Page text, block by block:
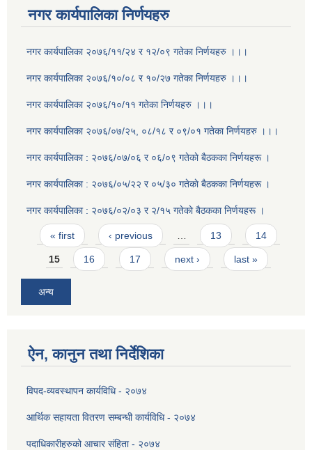
नगर कार्यपालिका निर्णयहरु
नगर कार्यपालिका २०७६/११/२४ र १२/०९ गतेका निर्णयहरु ।।।
नगर कार्यपालिका २०७६/१०/०८ र १०/२७ गतेका निर्णयहरु ।।।
नगर कार्यपालिका २०७६/१०/११ गतेका निर्णयहरु ।।।
नगर कार्यपालिका २०७६/०७/२५, ०८/१८ र ०९/०१ गतेका निर्णयहरु ।।।
नगर कार्यपालिका : २०७६/०७/०६ र ०६/०९ गतेकाे बैठकका निर्णयहरू ।
नगर कार्यपालिका : २०७६/०५/२२ र ०५/३० गतेकाे बैठकका निर्णयहरू ।
नगर कार्यपालिका : २०७६/०२/०३ र २/१५ गतेकाे बैठकका निर्णयहरू ।
Pages
« first ‹ previous … 13 14
15 16 17 next › last »
अन्य
ऐन, कानुन तथा निर्देशिका
विपद-व्यवस्थापन कार्यविधि - २०७४
आर्थिक सहायता वितरण सम्बन्धी कार्यविधि - २०७४
पदाधिकारीहरुको आचार संहिता - २०७४